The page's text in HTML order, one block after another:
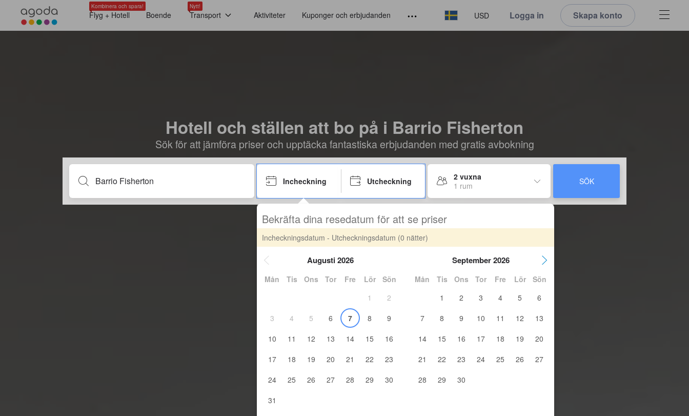
Kombinera och spara!
Flyg + Hotell Boende
Nytt!
Transport Aktiviteter Kuponger och erbjudanden USD Logga in Skapa konto
Hotell och ställen att bo på i Barrio Fisherton
Sök för att jämföra priser och upptäcka fantastiska erbjudanden med gratis avbokning
Incheckning Utcheckning
2 vuxna
1 rum
SÖK
Bekräfta dina resedatum för att se priser
Incheckningsdatum - Utcheckningsdatum (0 nätter)
Augusti 2026
Mån Tis Ons Tor Fre Lör
Sön
1
2
3
4 5 6 7 8
9
10
11 12 13 14 15
16
17
18 19 20 21 22
23
24
25 26 27 28 29
30
31
September 2026
Mån Tis Ons Tor Fre Lör
Sön
1
2 3 4 5
6
7
8 9 10 11 12
13
14
15 16 17 18 19
20
21
22 23 24 25 26
27
28
29 30